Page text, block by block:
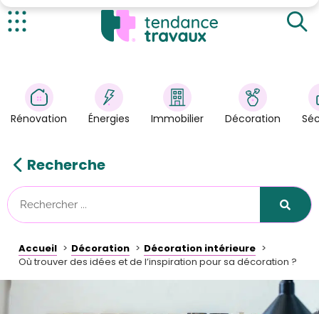
Énergies
Immobilier
Astuces/DIY
Tendance Travaux
Kit partenaire
Rénovation Énergies Immobilier Décoration
Recherche
Accueil Décoration
Décoration intérieure
Où trouver des idées et de l’inspiration pour sa décoration ?
Pinterest et Instagram : des réseaux sociaux
indispensables